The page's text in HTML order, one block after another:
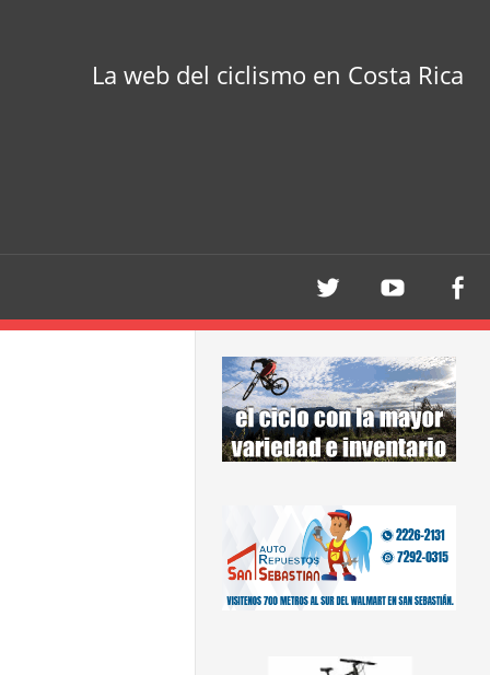
La web del ciclismo en Costa Rica